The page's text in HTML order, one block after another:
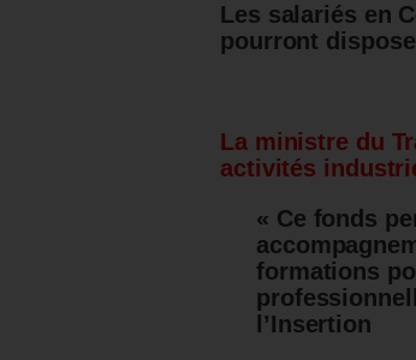
Les salariés en
pourront
La ministre du
activités
« Ce fonds
formations
l’Insertion